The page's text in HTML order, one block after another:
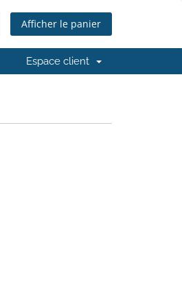
Afficher le panier
Espace client